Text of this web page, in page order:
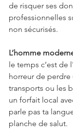
de risquer ses
professionnelles
non sécurisés.
L’homme
le temps c’est
horreur de perdre
transports ou les
un forfait local
parle pas ta
planche de salut.